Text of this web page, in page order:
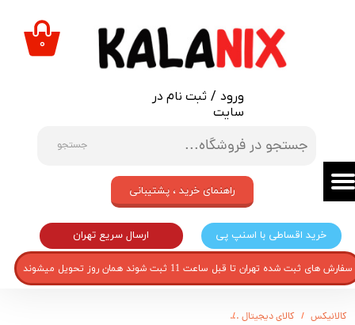
جستجو
ورود / ثبت نام در
سایت
حساب کاربری من
تغییر گذر واژه
خروج از حساب کاربری
۰
خرید اقساطی با اسنپ پی ارسال سریع تهران
راهنمای خرید ، پشتیبانی
سفارش های ثبت شده تهران تا قبل ساعت 11 ثبت شوند همان روز تحویل میشوند
کالانیکس کالای دیجیتال